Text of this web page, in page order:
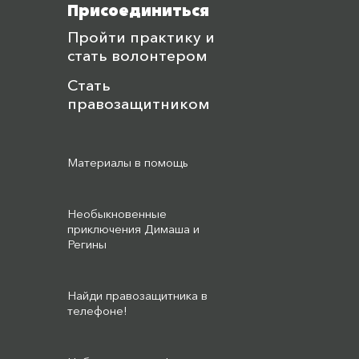
сентября 2018
Сахова Лариса,
Караганда, 17 сентября
2018
Salim Shalabayev, Варщава,
2018
Бегишева Унзила, Алматы,
Vitaliy Shevchenko,
Экибастуз, 17 сентября
Присоединиться
Пройти практику и
стать волонтером
Стать
правозащитником
Материалы в помощь
Необыкновенные
приключения Димаша и
Регины
Найди правозащитника в
телефоне!